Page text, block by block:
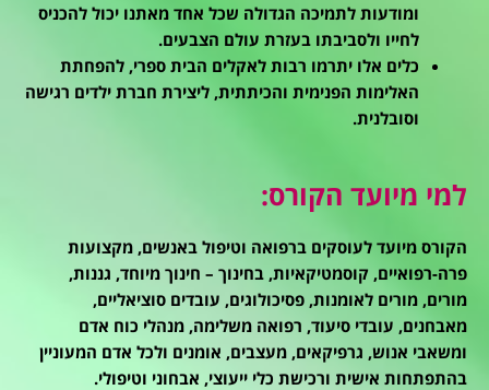
ומודעות לתמיכה הגדולה שכל אחד מאתנו יכול להכניס
לחייו ולסביבתו בעזרת עולם הצבעים.
כלים אלו יתרמו רבות לאקלים הבית ספרי, להפחתת
האלימות הפנימית והכיתתית, ליצירת חברת ילדים רגישה
וסובלנית.
למי מיועד הקורס:
הקורס מיועד לעוסקים ברפואה וטיפול באנשים, מקצועות
פרה-רפואיים, קוסמטיקאיות, בחינוך – חינוך מיוחד, גננות,
מורים, מורים לאומנות, פסיכולוגים, עובדים סוציאליים,
מאבחנים, עובדי סיעוד, רפואה משלימה, מנהלי כוח אדם
ומשאבי אנוש, גרפיקאים, מעצבים, אומנים ולכל אדם המעוניין
בהתפתחות אישית ורכישת כלי ייעוצי, אבחוני וטיפולי.